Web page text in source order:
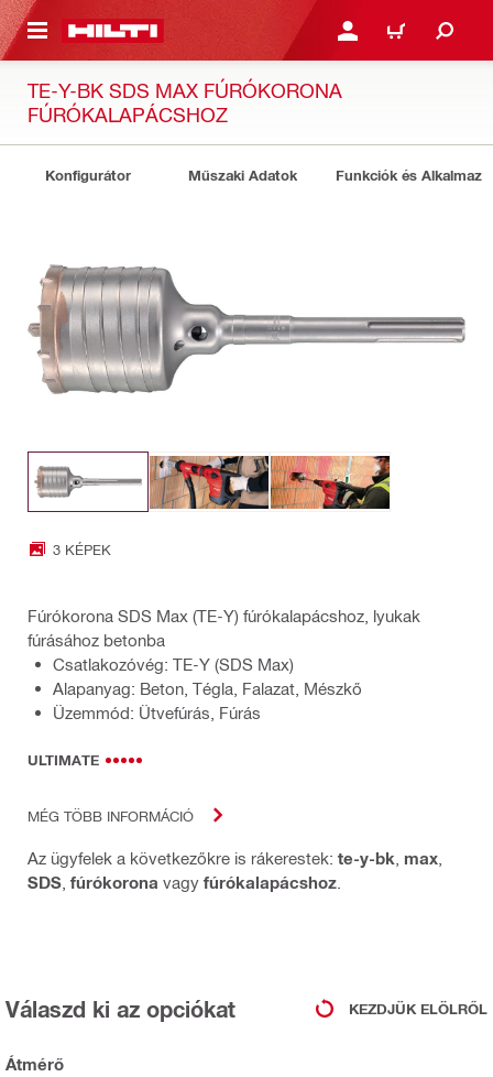
TARTALOMRA BEJELENTKEZÉS VAGY
KOSÁR
TE-Y-BK SDS MAX FÚRÓKORONA
FÚRÓKALAPÁCSHOZ
Konfigurátor Műszaki Adatok Funkciók és
3 KÉPEK
Fúrókorona SDS Max (TE-Y) fúrókalapácshoz, lyukak
fúrásához betonba
Csatlakozóvég: TE-Y (SDS Max)
Alapanyag: Beton, Tégla, Falazat, Mészkő
Üzemmód: Ütvefúrás, Fúrás
ULTIMATE
MÉG TÖBB INFORMÁCIÓ
Az ügyfelek a következőkre is rákerestek: te-y-bk max
SDS fúrókorona vagy fúrókalapácshoz
Válaszd ki az opciókat KEZDJÜK ELÖLRŐL
Átmérő